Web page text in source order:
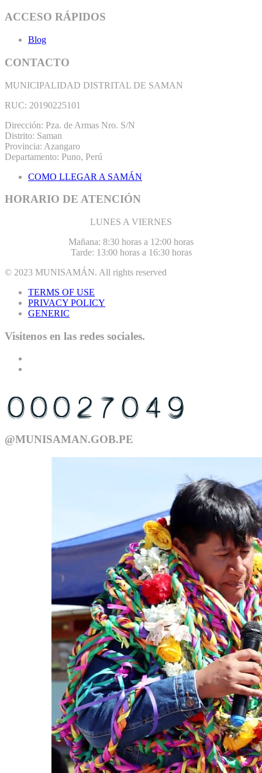
ACCESO RÁPIDOS
Blog
CONTACTO
MUNICIPALIDAD DISTRITAL DE SAMAN
RUC: 20190225101
Dirección: Pza. de Armas Nro. S/N
Distrito: Saman
Provincia: Azangaro
Departamento: Puno, Perú
COMO LLEGAR A SAMÁN
HORARIO DE ATENCIÓN
LUNES A VIERNES
Mañana: 8:30 horas a 12:00 horas
Tarde: 13:00 horas a 16:30 horas
© 2023 MUNISAMÁN. All rights reserved
TERMS OF USE
PRIVACY POLICY
GENERIC
Visitenos en las redes sociales.
@MUNISAMAN.GOB.PE